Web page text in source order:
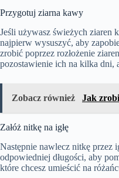
Przygotuj ziarna kawy
Jeśli używasz świeżych ziaren
najpierw wysuszyć, aby
zrobić poprzez rozłożenie
pozostawienie ich na kilka dni,
Zobacz również Jak
Załóż nitkę na igłę
Następnie nawlecz nitkę przez
odpowiedniej długości, aby
które chcesz umieścić na